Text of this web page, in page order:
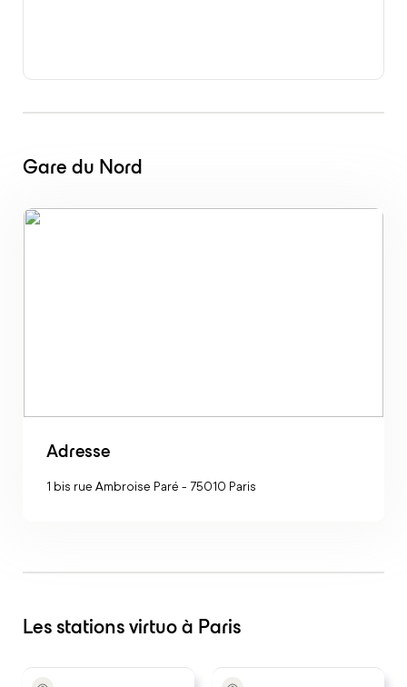
Gare du Nord
Adresse
1 bis rue Ambroise Paré - 75010 Paris
Les stations virtuo à Paris